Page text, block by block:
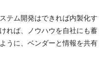
テム開発はできれば内製化す
れば、ノウハウを自社にも蓄
うに、ベンダーと情報を共有